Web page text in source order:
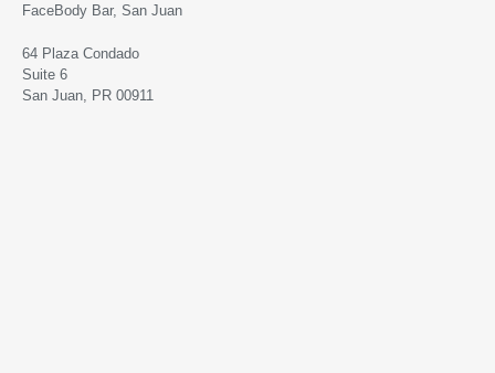
FaceBody Bar, San Juan
64 Plaza Condado
Suite 6
San Juan, PR 00911